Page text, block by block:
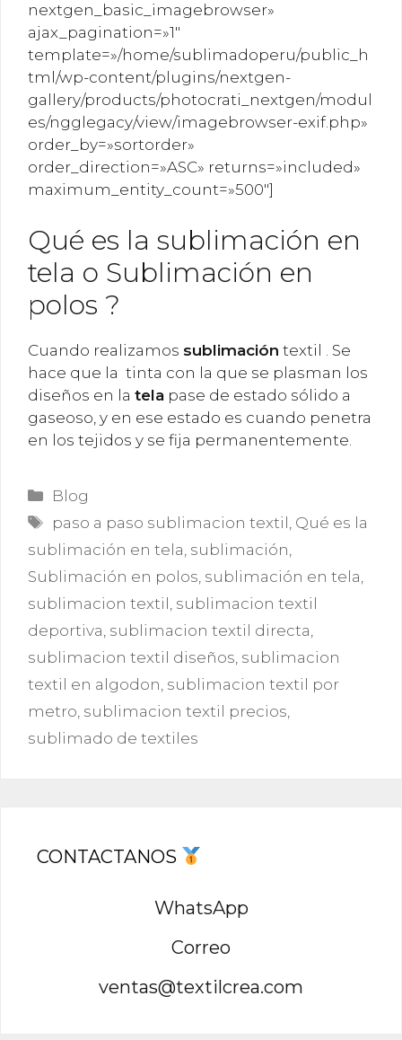
nextgen_basic_imagebrowser»
ajax_pagination=»1″
template=»/home/sublimadoperu/public_h
tml/wp-content/plugins/nextgen-
gallery/products/photocrati_nextgen/modul
es/ngglegacy/view/imagebrowser-exif.php»
order_by=»sortorder»
order_direction=»ASC» returns=»included»
maximum_entity_count=»500″]
Qué es la sublimación en
tela o Sublimación en
polos ?
Cuando realizamos sublimación textil . Se
hace que la tinta con la que se plasman los
diseños en la tela pase de estado sólido a
gaseoso, y en ese estado es cuando penetra
en los tejidos y se fija permanentemente.
Categorías
Blog
Etiquetas
paso a paso sublimacion textil Qué es la
sublimación en tela sublimación
Sublimación en polos sublimación en tela
sublimacion textil sublimacion textil
deportiva sublimacion textil directa
sublimacion textil diseños sublimacion
textil en algodon sublimacion textil por
metro sublimacion textil precios
sublimado de textiles
CONTACTANOS
WhatsApp
Correo
ventas@textilcrea.com